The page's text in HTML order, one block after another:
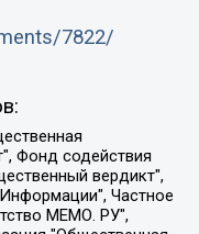
7822/
Киселев Евгений Алексеевич, Борухович Ирина Григорьевна, Дремин Иван Тимофеевич, Дубровский Дмитрий Викторович, Красноярская региональная общественная организация поддержки и развития альтернативных образовательных технологий и межкультурных коммуникаций "ИНТЕРРА", Маяковская Екатерина Алексеевна, Фейгин Марк Захарович, Филимонов Андрей Викторович, Дзугкоева Регина Николаевна, Доброхотов Роман Александрович, Дудь Юрий Александрович, Елкин Сергей Владимирович, Кругликов Кирилл Игоревич, Сабунаева Мария Леонидовна, Семенов Алексей Владимирович, Шаинян Карен Багратович, Шульман Екатерина Михайловна, Асафьев Артур Валерьевич, Вахштайн Виктор Семенович, Венедиктов Алексей Алексеевич, Лушникова Екатерина Евгеньевна, Волков Леонид Михайлович, Невзоров Александр Глебович, Пархоменко Сергей Борисович, Сироткин Ярослав Николаевич, Кара-Мурза Владимир Владимирович, Баранова Наталья Владимировна, Гозман Леонид Яковлевич, Кагарлицкий Борис Юльевич, Климарев Михаил Валерьевич, Милов Владимир Станиславович, Автономная некоммерческая организация Краснодарский центр современного искусства "Типография", Моргенштерн Алишер Тагирович, Соболь Любовь Эдуардовна, Общество с ограниченной ответственностью "ЛИЗА НОРМ", Каспаров Гарри Кимович, Ходорковский Михаил Борисович, Общество с ограниченной ответственностью "Апрельские тезисы", Данилович Ирина Брониславовна, Кашин Олег Владимирович, Петров Николай Владимирович, Пивоваров Алексей Владимирович, Соколов Михаил Владимирович, Цветкова Юлия Владимировна, Чичваркин Евгений Александрович, Комитет против пыток/Команда против пыток, Общество с ограниченной ответственностью "Первый научный", Общество с ограниченной ответственностью "Вертолет и ко", Белоцерковская Вероника Борисовна, Кац Максим Евгеньевич, Лазарева Татьяна Юрьевна, Шаведдинов Руслан Табризович, Яшин Илья Валерьевич, Общество с ограниченной ответственностью "Иноагент ААВ", Алешковский Дмитрий Петрович, Альбац Евгения Марковна, Быков Дмитрий Львович, Галямина Юлия Евгеньевна, Лойко Сергей Леонидович, Мартынов Кирилл Константинович, Медведев Сергей Александрович, Крашенинников Федор Геннадиевич, Гордеева Катерина Вл